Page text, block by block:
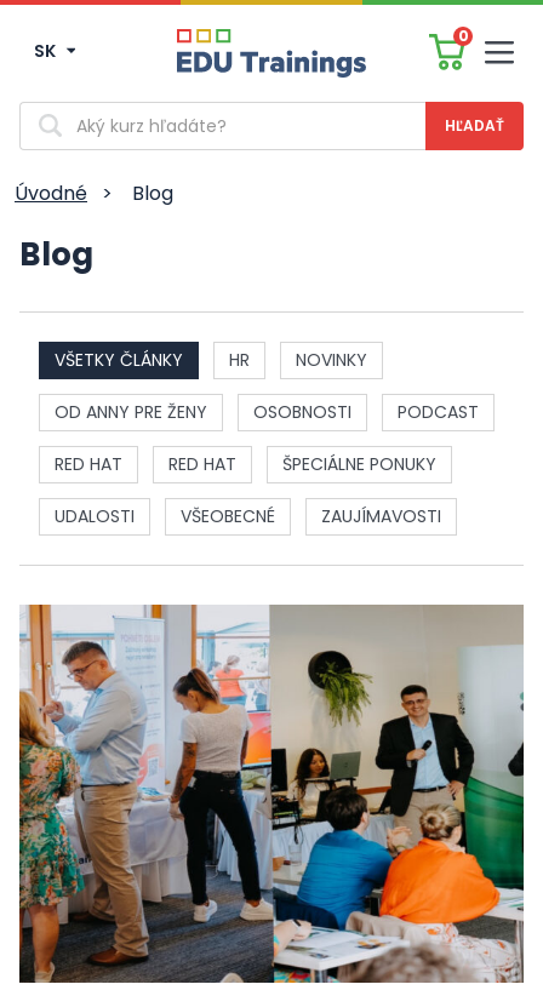
SK
0
Vyhľadávanie
Úvodné > Blog
Blog
VŠETKY ČLÁNKY HR NOVINKY
OD ANNY PRE ŽENY OSOBNOSTI PODCAST
RED HAT RED HAT ŠPECIÁLNE PONUKY
UDALOSTI VŠEOBECNÉ ZAUJÍMAVOSTI